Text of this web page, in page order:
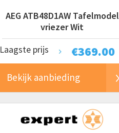
AEG ATB48D1AW Tafelmodel
vriezer Wit
€369.00
Laagste prijs
Bekijk aanbieding